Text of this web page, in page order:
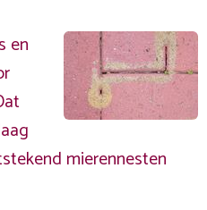
en
mierennesten